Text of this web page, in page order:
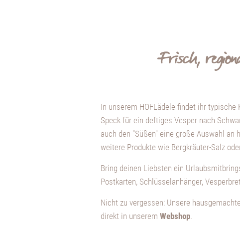
Frisch,
In unserem HOFLädele findet ihr
Speck für ein deftiges Vesper nach
auch den "Süßen" eine große Auswahl
weitere Produkte wie Bergkräuter-Salz
Bring deinen Liebsten ein
Postkarten, Schlüsselanhänger,
Nicht zu vergessen: Unsere
direkt in unserem Webshop